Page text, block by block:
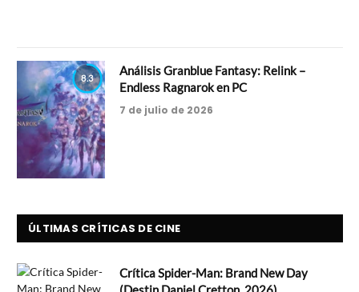
8.3
Análisis Granblue Fantasy: Relink –
Endless Ragnarok en PC
7 de julio de 2026
ÚLTIMAS CRÍTICAS DE CINE
Crítica Spider-Man: Brand New Day